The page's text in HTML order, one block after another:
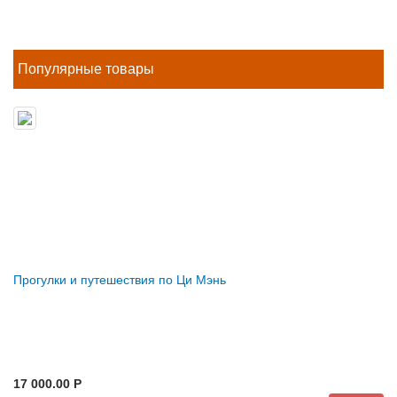
Популярные товары
Прогулки и путешествия по Ци Мэнь
17 000.00 P